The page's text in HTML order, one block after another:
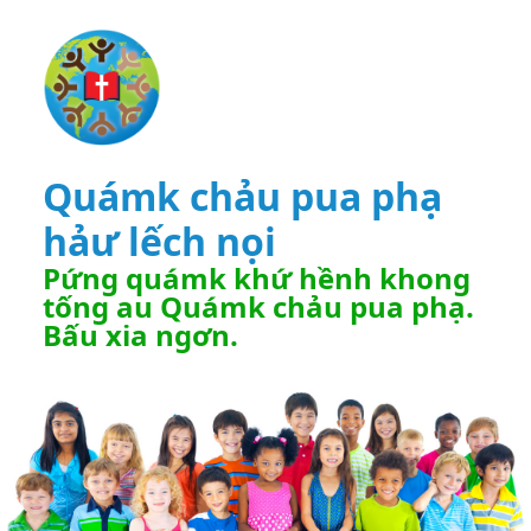
Quámk chảu pua phạ
hảư lếch nọi
Pứng quámk khứ hềnh khong
tống au Quámk chảu pua phạ.
Bấu xia ngơn.